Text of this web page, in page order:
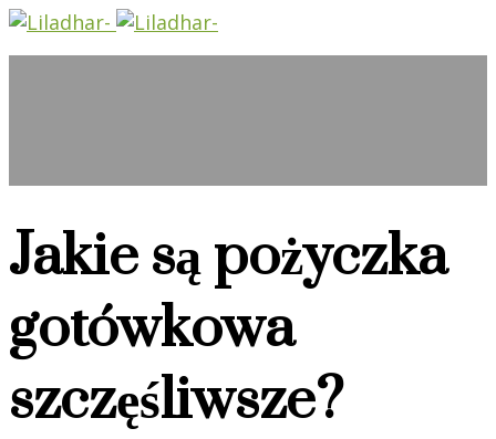
Jakie są pożyczka
gotówkowa
szczęśliwsze?